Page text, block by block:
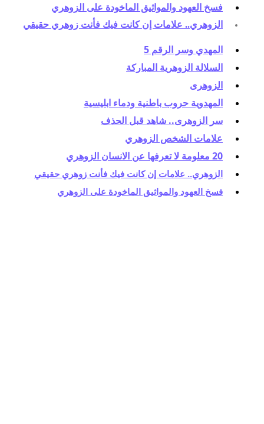
فسخ العهود والمواثيق الماخودة على الزوهري
الزوهري.. علامات إن كانت فيك فأنت زوهري حقيقي
المهدي وسر الرقم 5
السلالة الزوهرية المباركة
الزوهرى
المهدوية حروب باطنية ودماء ابليسية
سر الزوهرى.. شاهد قبل الحذف
علامات الشخص الزوهري
20 معلومة لا تعرفها عن الانسان الزوهري
الزوهري.. علامات إن كانت فيك فأنت زوهري حقيقي
فسخ العهود والمواثيق الماخودة على الزوهري